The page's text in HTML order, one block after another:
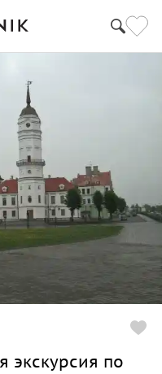
экскурсия по